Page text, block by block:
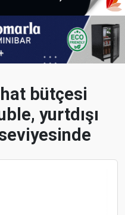
bütçesi
yurtdışı